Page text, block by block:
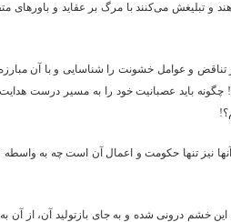
و تبلیغش می‌کنند با مرگ بر عقاید و باورهای
و عوامل خشونت را شناسایی و با آن مبارزه
باید عصبانیت خود را به مسیر درست هدایت
نیز تنها حکومت و اعمال آن است چه به واسطه
خشم درونی شده و به جای بازتولید آن، از آن